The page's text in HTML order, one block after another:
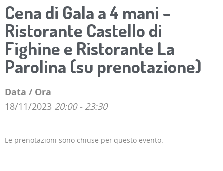
Cena di Gala a 4 mani –
Ristorante Castello di
Fighine e Ristorante La
Parolina (su prenotazione)
Data / Ora
18/11/2023 20:00 - 23:30
Le prenotazioni sono chiuse per questo evento.